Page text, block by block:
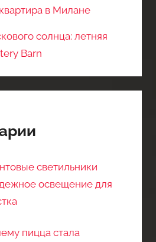
в Милане
солнца: летняя
Barn
светильники
освещение для
пицца стала